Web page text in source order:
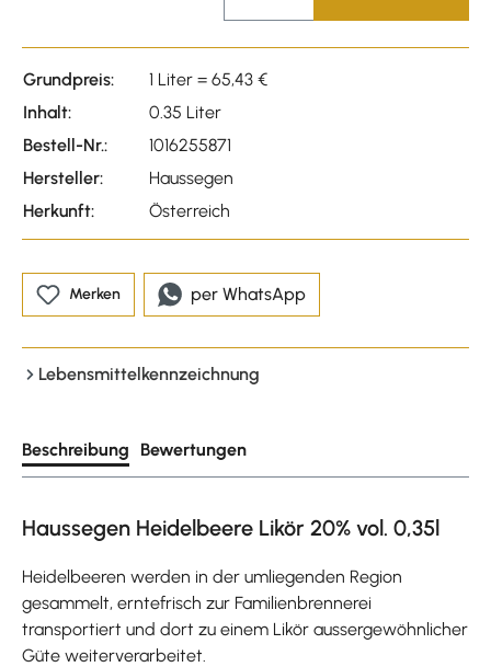
Grundpreis:
1 Liter = 65,43 €
Inhalt:
0.35 Liter
Bestell-Nr.:
1016255871
Hersteller:
Haussegen
Herkunft:
Österreich
Merken per WhatsApp
Lebensmittelkennzeichnung
Beschreibung Bewertungen
Haussegen Heidelbeere Likör 20% vol. 0,35l
Heidelbeeren werden in der umliegenden Region
gesammelt, erntefrisch zur Familienbrennerei
transportiert und dort zu einem Likör aussergewöhnlicher
Güte weiterverarbeitet.